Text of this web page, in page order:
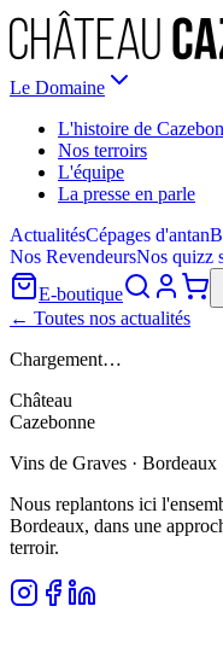
Le Domaine
L'histoire de
Nos terroirs
L'équipe
La presse en parle
ActualitésCépages d'antan
Nos RevendeursNos quizz
E-boutique
← Toutes nos actualités
Chargement…
Château
Cazebonne
Vins de Graves · Bordeaux
Nous replantons ici
Bordeaux, dans une
terroir.